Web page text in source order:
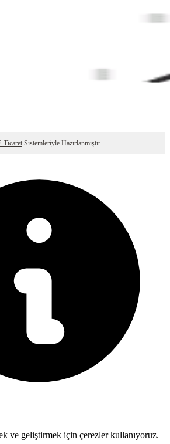
Ticaret Sistemleriyle Hazırlanmıştır.
ve geliştirmek için çerezler kullanıyoruz.